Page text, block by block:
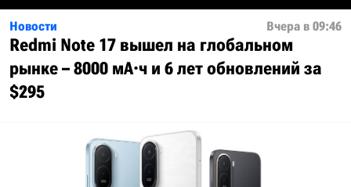
Новости Вчера в 09:46
Redmi Note 17 вышел на глобальном
рынке – 8000 мА·ч и 6 лет обновлений за
$295